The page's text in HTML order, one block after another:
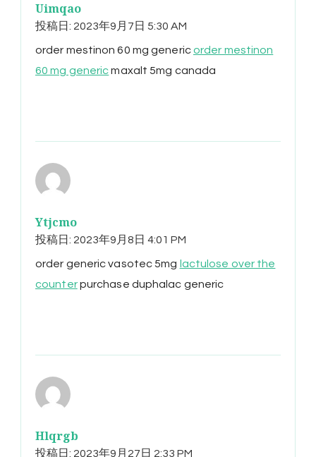
Uimqao
投稿日: 2023年9月7日 5:30 AM
order mestinon 60 mg genericorder mestinon
60 mg genericmaxalt 5mg canada
Ytjcmo
投稿日: 2023年9月8日 4:01 PM
order generic vasotec 5mg lactulose over the
counterpurchase duphalac generic
Hlqrgb
投稿日: 2023年9月27日 2:33 PM